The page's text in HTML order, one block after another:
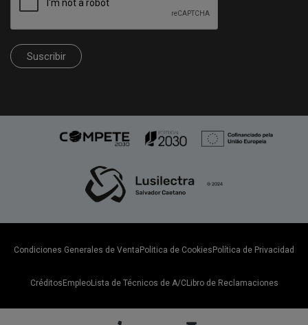
Suscribir
Condiciones Generales de Venta Politica de Cookies Política de Privacidad
Créditos EmpleoLista de Técnicos de A/CLibro de Reclamaciones